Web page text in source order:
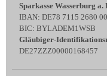
Sparkasse Wasserburg a.
IBAN: DE78 7115 2680
BIC: BYLADEM1WSB
Gläubiger-
DE27ZZZ00000168457